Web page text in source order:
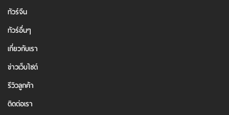
ทัวร์จีน
ทัวร์อื่นๆ
เกี่ยวกับเรา
ข่าวเว็บไซต์
รีวิวลูกค้า
ติดต่อเรา